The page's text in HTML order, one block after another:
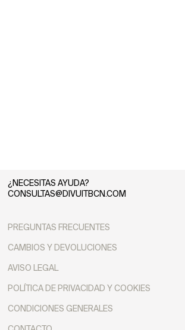
¿NECESITAS AYUDA?
CONSULTAS@DIVUITBCN.COM
PREGUNTAS FRECUENTES
CAMBIOS Y DEVOLUCIONES
AVISO LEGAL
POLÍTICA DE PRIVACIDAD Y COOKIES
CONDICIONES GENERALES